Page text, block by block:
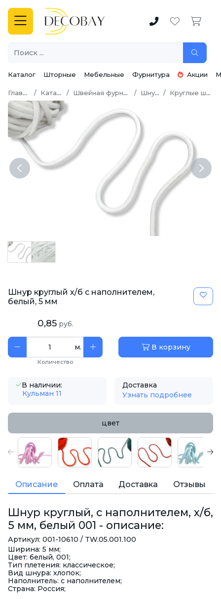
Каталог Шторные Мебельные Фурнитура Акции
Главная Каталог Швейная фурнитура Шнуры Круглые шнуры
Previous Next
Шнур круглый х/б c наполнителем,
белый, 5 мм
0,85 руб.
м.
Количество
В корзину
В наличии:
Кульман 11
Доставка
Узнать подробнее
цвет
Описание Оплата Доставка Отзывы
Шнур круглый, с наполнителем, х/б,
5 мм, белый 001 - описание:
Артикул: 001-10610 / TW.05.001.100
Ширина: 5 мм;
Цвет: белый, 001;
Тип плетения: классическое;
Вид шнура: хлопок;
Наполнитель: с наполнителем;
Страна: Россия;